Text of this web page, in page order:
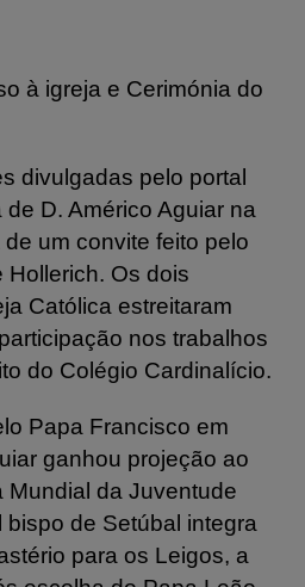
à igreja e Cerimónia do
divulgadas pelo portal
D. Américo Aguiar na
um convite feito pelo
Hollerich. Os dois
Católica estreitaram
nos trabalhos
do Colégio Cardinalício.
Papa Francisco em
ganhou projeção ao
Mundial da Juventude
de Setúbal integra
para os Leigos, a